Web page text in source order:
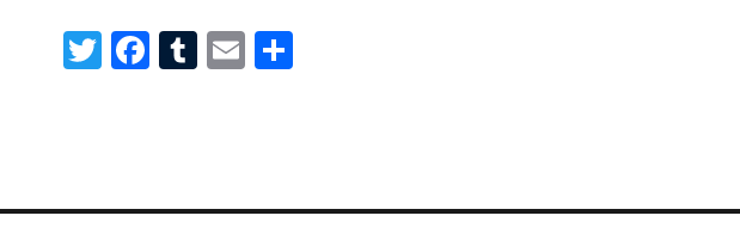
T
F
b
T
r
E